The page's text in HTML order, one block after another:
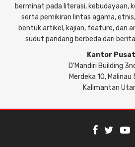
berminat pada literasi, kebudayaan,
serta pemikiran lintas agama,
bentuk artikel, kajian, feature, dan
sudut pandang berbeda dari
Kantor Pusat
D'Mandiri Building
Merdeka 10, Malinau
Kalimantan